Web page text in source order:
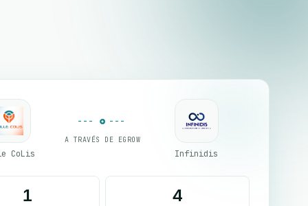
CoLis
A TRAVÉS DE EGROW
Infinidis
1 4